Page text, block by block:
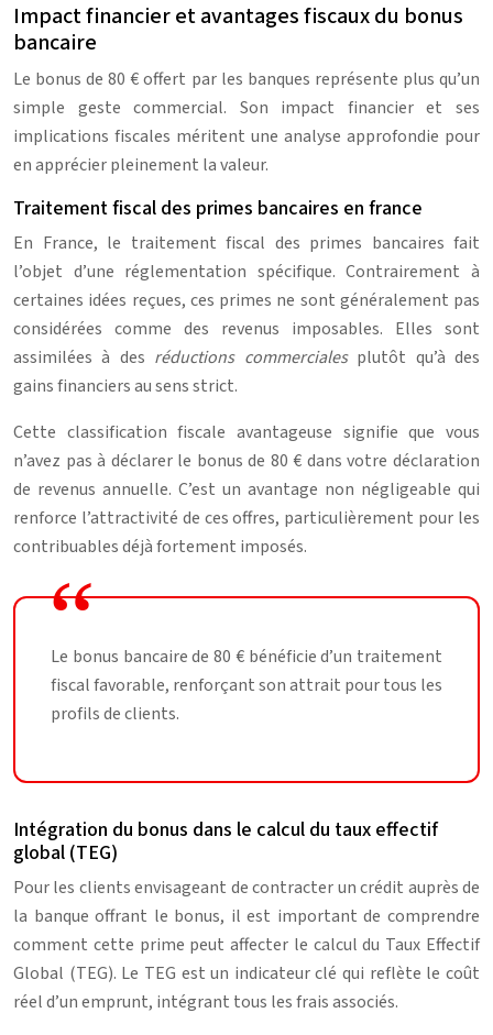
Impact financier et avantages fiscaux du bonus
bancaire
Le bonus de 80 € offert par les banques représente plus qu’un
simple geste commercial. Son impact financier et ses
implications fiscales méritent une analyse approfondie pour
en apprécier pleinement la valeur.
Traitement fiscal des primes bancaires en france
En France, le traitement fiscal des primes bancaires fait
l’objet d’une réglementation spécifique. Contrairement à
certaines idées reçues, ces primes ne sont généralement pas
considérées comme des revenus imposables. Elles sont
assimilées à des réductions commerciales plutôt qu’à des
gains financiers au sens strict.
Cette classification fiscale avantageuse signifie que vous
n’avez pas à déclarer le bonus de 80 € dans votre déclaration
de revenus annuelle. C’est un avantage non négligeable qui
renforce l’attractivité de ces offres, particulièrement pour les
contribuables déjà fortement imposés.
Le bonus bancaire de 80 € bénéficie d’un traitement
fiscal favorable, renforçant son attrait pour tous les
profils de clients.
Intégration du bonus dans le calcul du taux effectif
global (TEG)
Pour les clients envisageant de contracter un crédit auprès de
la banque offrant le bonus, il est important de comprendre
comment cette prime peut affecter le calcul du Taux Effectif
Global (TEG). Le TEG est un indicateur clé qui reflète le coût
réel d’un emprunt, intégrant tous les frais associés.